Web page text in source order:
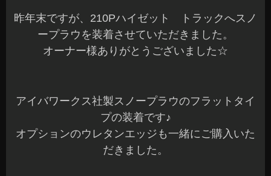
昨年末ですが、210Pハイゼット トラックへスノ
ープラウを装着させていただきました。
オーナー様ありがとうございました☆
アイバワークス社製スノープラウのフラットタイ
プの装着です♪
オプションのウレタンエッジも一緒にご購入いた
だきました。